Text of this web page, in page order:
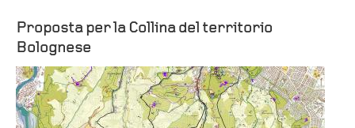
Proposta per la Collina del territorio
Bolognese